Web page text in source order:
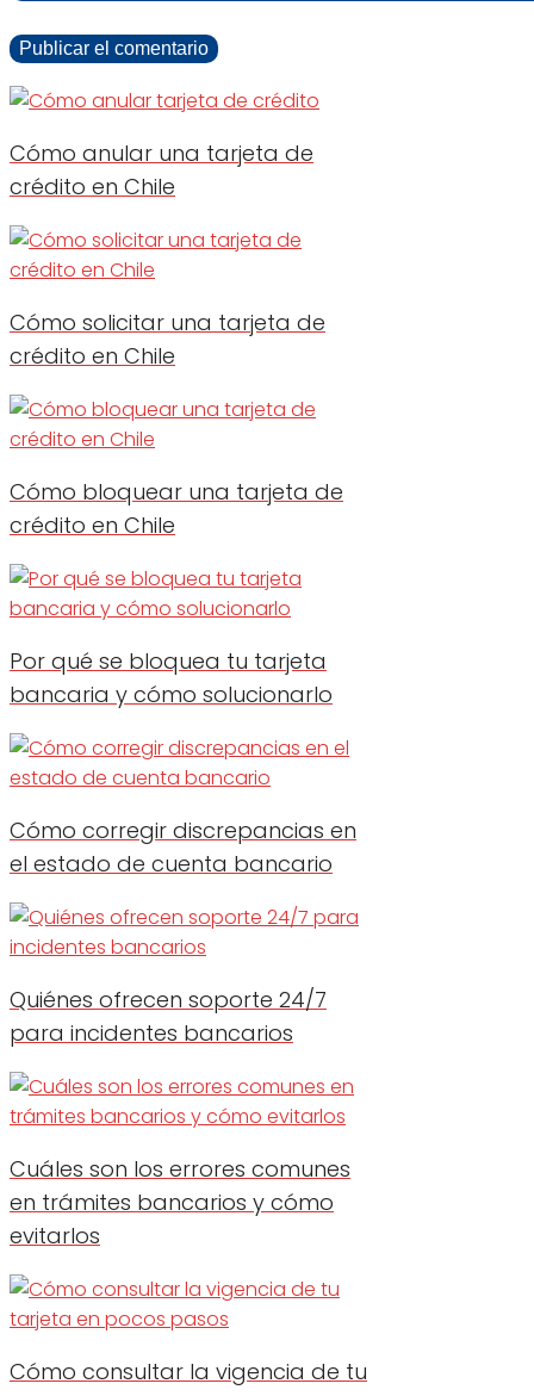
Cómo anular una tarjeta de
crédito en Chile
Cómo solicitar una tarjeta de
crédito en Chile
Cómo bloquear una tarjeta de
crédito en Chile
Por qué se bloquea tu tarjeta
bancaria y cómo solucionarlo
Cómo corregir discrepancias en
el estado de cuenta bancario
Quiénes ofrecen soporte 24/7
para incidentes bancarios
Cuáles son los errores comunes
en trámites bancarios y cómo
evitarlos
Cómo consultar la vigencia de tu